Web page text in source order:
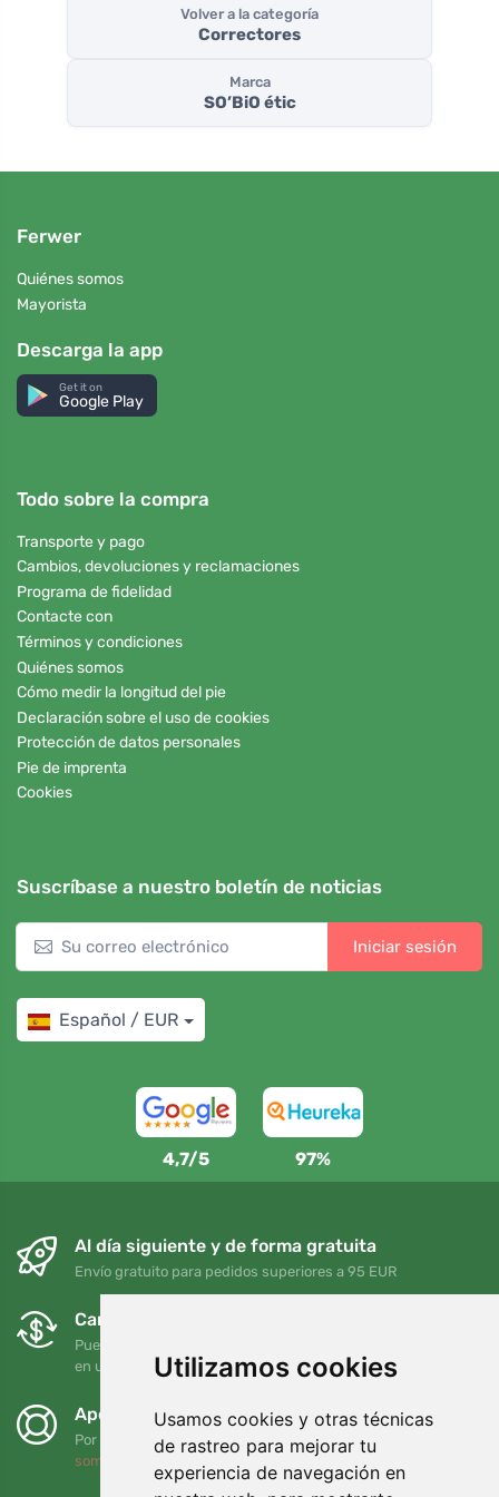
Utilizamos cookies
Usamos cookies y otras técnicas
de rastreo para mejorar tu
experiencia de navegación en
Volver a la categoría
Correctores
Marca
SO’BiO étic
Ferwer
Quiénes somos
Mayorista
Descarga la app
Get it on
Google Play
Todo sobre la compra
Transporte y pago
Cambios, devoluciones y reclamaciones
Programa de fidelidad
Contacte con
Términos y condiciones
Quiénes somos
Cómo medir la longitud del pie
Declaración sobre el uso de cookies
Protección de datos personales
Pie de imprenta
Cookies
Suscríbase a nuestro boletín de noticias
Iniciar sesión
Español / EUR
4,7/5 97%
Al día siguiente y de forma gratuita
Envío gratuito para pedidos superiores a 95 EUR
Cambios y devoluciones gratuitos
Puede devolver o cambiar su pedido en cualquier momento
en un plazo de 90 días
Apoyamos a Trees.org
Por cada pedido plantamos un árbol. Leer más
somos